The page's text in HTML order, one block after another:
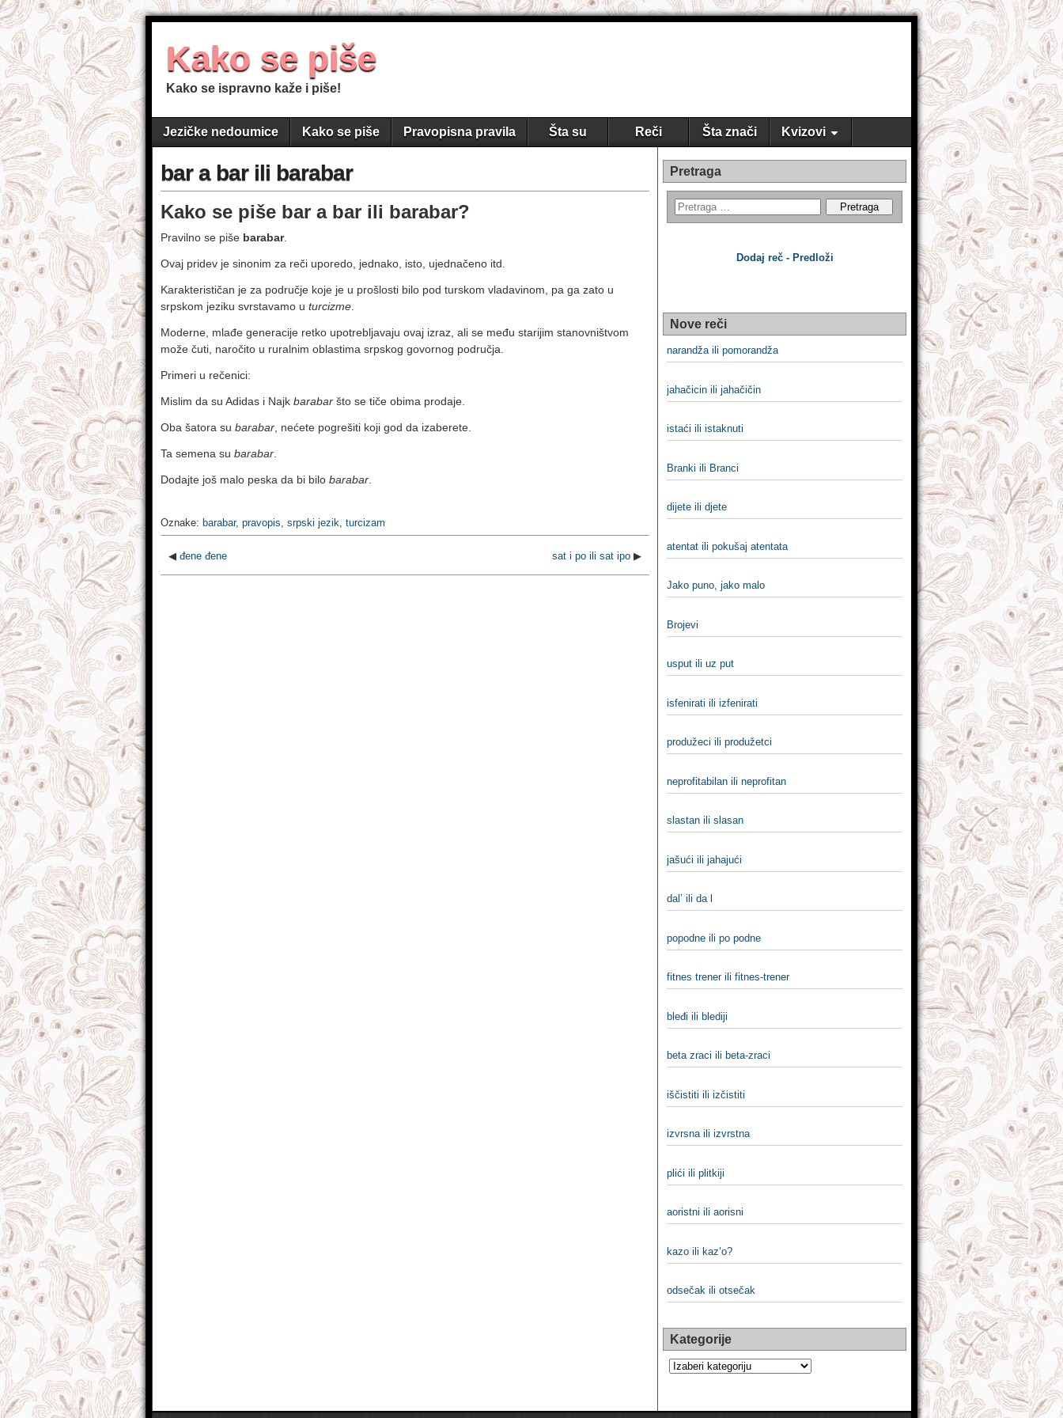
Kako se piše
Kako se ispravno kaže i piše!
Jezičke nedoumice Kako se piše Pravopisna pravila Šta su Reči Šta znači Kvizovi
bar a bar ili barabar
Kako se piše bar a bar ili barabar?
Pravilno se piše barabar.
Ovaj pridev je sinonim za reči uporedo, jednako, isto, ujednačeno itd.
Karakterističan je za područje koje je u prošlosti bilo pod turskom vladavinom, pa ga zato u
srpskom jeziku svrstavamo u turcizme
Moderne, mlađe generacije retko upotrebljavaju ovaj izraz, ali se među starijim stanovništvom
može čuti, naročito u ruralnim oblastima srpskog govornog područja.
Primeri u rečenici:
Mislim da su Adidas i Najk barabar što se tiče obima prodaje.
Oba šatora su barabar , nećete pogrešiti koji god da izaberete.
Ta semena su barabar
Dodajte još malo peska da bi bilo barabar
Oznake: barabar, pravopis, srpski jezik, turcizam
◀ đene đene sat i po ili sat ipo ▶
Pretraga
Dodaj reč - Predloži
Nove reči
narandža ili pomorandža
jahačicin ili jahačičin
istaći ili istaknuti
Branki ili Branci
dijete ili djete
atentat ili pokušaj atentata
Jako puno, jako malo
Brojevi
usput ili uz put
isfenirati ili izfenirati
produžeci ili produžetci
neprofitabilan ili neprofitan
slastan ili slasan
jašući ili jahajući
dal’ ili da l
popodne ili po podne
fitnes trener ili fitnes-trener
bleđi ili blediji
beta zraci ili beta-zraci
iščistiti ili izčistiti
izvrsna ili izvrstna
plići ili plitkiji
aoristni ili aorisni
kazo ili kaz’o?
odsečak ili otsečak
Kategorije
Kategorije